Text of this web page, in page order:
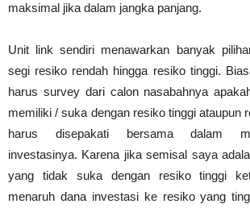
maksimal jika dalam jangka panjang.
Unit link sendiri menawarkan banyak
segi resiko rendah hingga resiko tinggi.
harus survey dari calon nasabahnya
memiliki / suka dengan resiko tinggi ataupun
harus disepakati bersama dalam
investasinya. Karena jika semisal saya
yang tidak suka dengan resiko tinggi
menaruh dana investasi ke resiko yang